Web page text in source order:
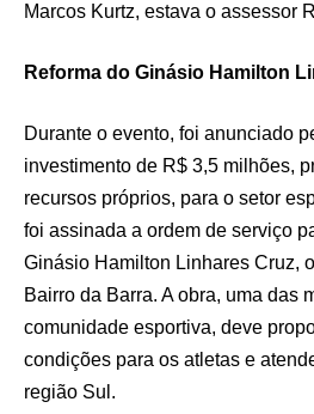
Marcos Kurtz, estava o assessor
Reforma do Ginásio Hamilton
Durante o evento, foi anunciado
investimento de R$ 3,5 milhões,
recursos próprios, para o setor
foi assinada a ordem de serviço
Ginásio Hamilton Linhares Cruz,
Bairro da Barra. A obra, uma das
comunidade esportiva, deve
condições para os atletas e
região Sul.